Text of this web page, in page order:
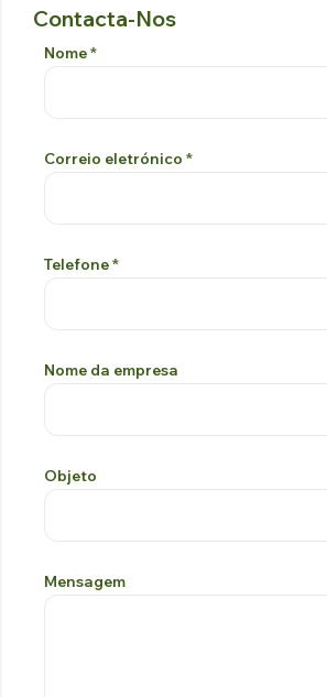
Contacta-Nos
Formulário De Contacto
Si prega di lasciare vuoto questo campo
Nome*
Correio eletrónico *
Telefone*
Nome da empresa
Objeto
Mensagem